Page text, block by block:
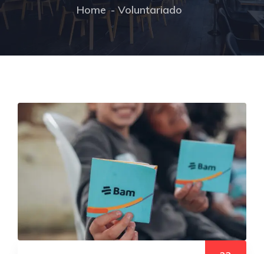
Home Voluntariado